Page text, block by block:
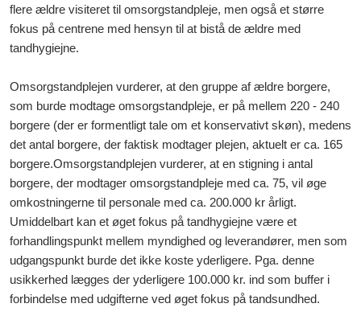
flere ældre visiteret til omsorgstandpleje, men også et større
fokus på centrene med hensyn til at bistå de ældre med
tandhygiejne.
Omsorgstandplejen vurderer, at den gruppe af ældre borgere,
som burde modtage omsorgstandpleje, er på mellem 220 - 240
borgere (der er formentligt tale om et konservativt skøn), medens
det antal borgere, der faktisk modtager plejen, aktuelt er ca. 165
borgere.Omsorgstandplejen vurderer, at en stigning i antal
borgere, der modtager omsorgstandpleje med ca. 75, vil øge
omkostningerne til personale med ca. 200.000 kr årligt.
Umiddelbart kan et øget fokus på tandhygiejne være et
forhandlingspunkt mellem myndighed og leverandører, men som
udgangspunkt burde det ikke koste yderligere. Pga. denne
usikkerhed lægges der yderligere 100.000 kr. ind som buffer i
forbindelse med udgifterne ved øget fokus på tandsundhed.